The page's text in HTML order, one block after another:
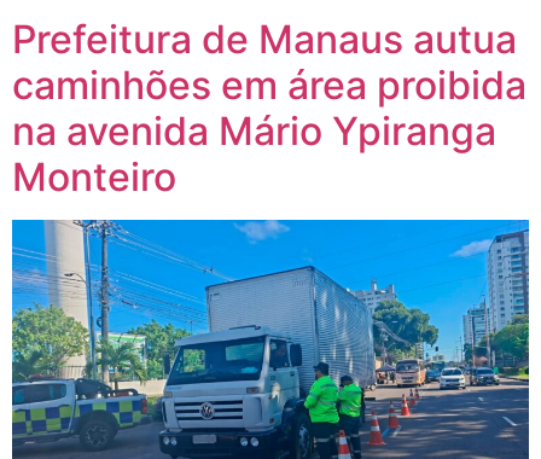
Prefeitura de Manaus autua
caminhões em área proibida
na avenida Mário Ypiranga
Monteiro